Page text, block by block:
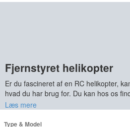
Fjernstyret helikopter
Er du fascineret af en RC helikopter,
hvad du har brug for. Du kan hos os
og modeller. De modeller man kan
og modeller, som alle er velkomne på
Læs mere
Type & Model